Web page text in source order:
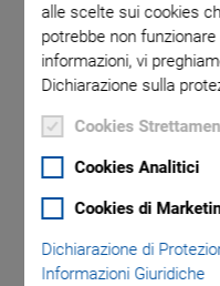
alle scelte sui cookies
potrebbe non
informazioni, vi
Dichiarazione sulla
Cookies
Cookies Analitici
Cookies di
Dichiarazione di
Informazioni Giuridiche
M-592.10
Mounting
For Vertical Mount